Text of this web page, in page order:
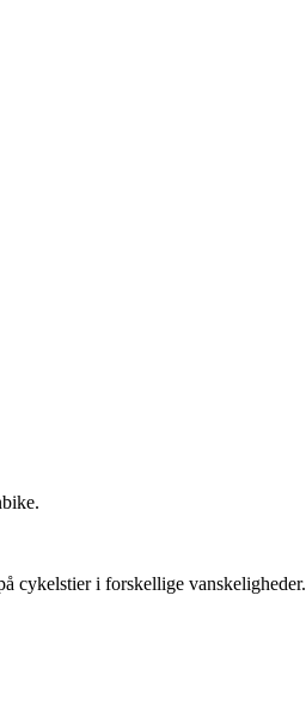
cykelstier i forskellige vanskeligheder.